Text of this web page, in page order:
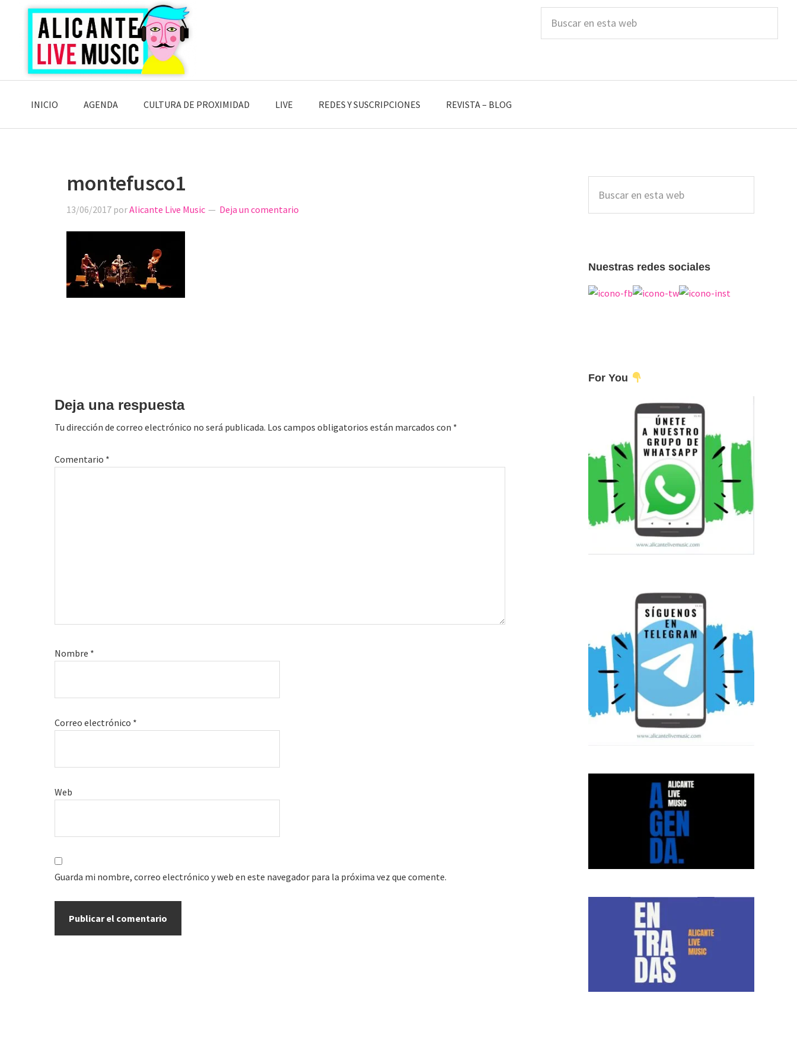
Saltar
navegación
principal
Saltar
contenido
principal
Saltar
lateral
principal
esta
INICIO AGENDA CULTURA DE PROXIMIDAD LIVE REDES Y SUSCRIPCIONES REVISTA – BLOG
montefusco1
13/06/2017 porAlicante Live Music Deja un comentario
lectores
Deja una respuesta
Tu dirección de correo electrónico no será publicada. Los campos obligatorios están marcados con *
Comentario *
Nombre *
Correo electrónico *
Web
Guarda mi nombre, correo electrónico y web en este navegador para la próxima vez que comente.
lateral
principal
esta
Nuestras redes sociales
For You